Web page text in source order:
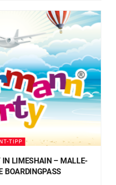
TIPP
IN LIMESHAIN – MALLE-
BOARDINGPASS